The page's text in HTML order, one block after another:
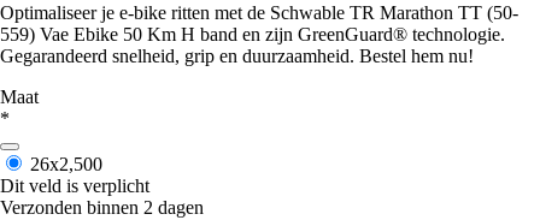
Optimaliseer je e-bike ritten met de Schwable TR Marathon TT (50-
559) Vae Ebike 50 Km H band en zijn GreenGuard® technologie.
Gegarandeerd snelheid, grip en duurzaamheid. Bestel hem nu!
Maat
*
26x2,500
Dit veld is verplicht
Verzonden binnen 2 dagen